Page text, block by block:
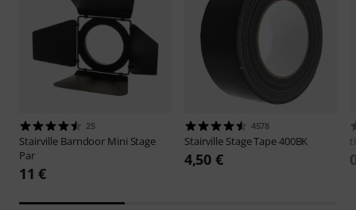
25
Stairville Barndoor Mini Stage
Par
11 €
4578
Stairville Stage Tape 400BK
4,50 €